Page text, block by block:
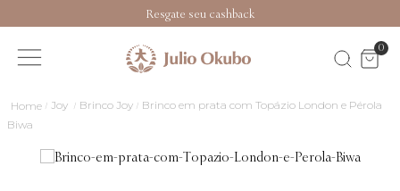
Resgate seu cashback
0
Joy Brinco Joy
Brinco em prata com Topázio London e Pérola
Biwa